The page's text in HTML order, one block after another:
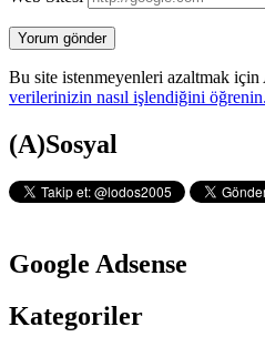
Bu site istenmeyenleri azaltmak için
verilerinizin nasıl işlendiğini öğrenin.
Yan
(A)Sosyal
Google Adsense
Kategoriler